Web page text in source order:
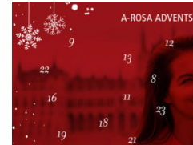
Mittelmeer-Kreuzfahrt
Kanaren-Kreuzfahrt
Karibik-Kreuzfahrt
Ostsee-Kreuzfahrt